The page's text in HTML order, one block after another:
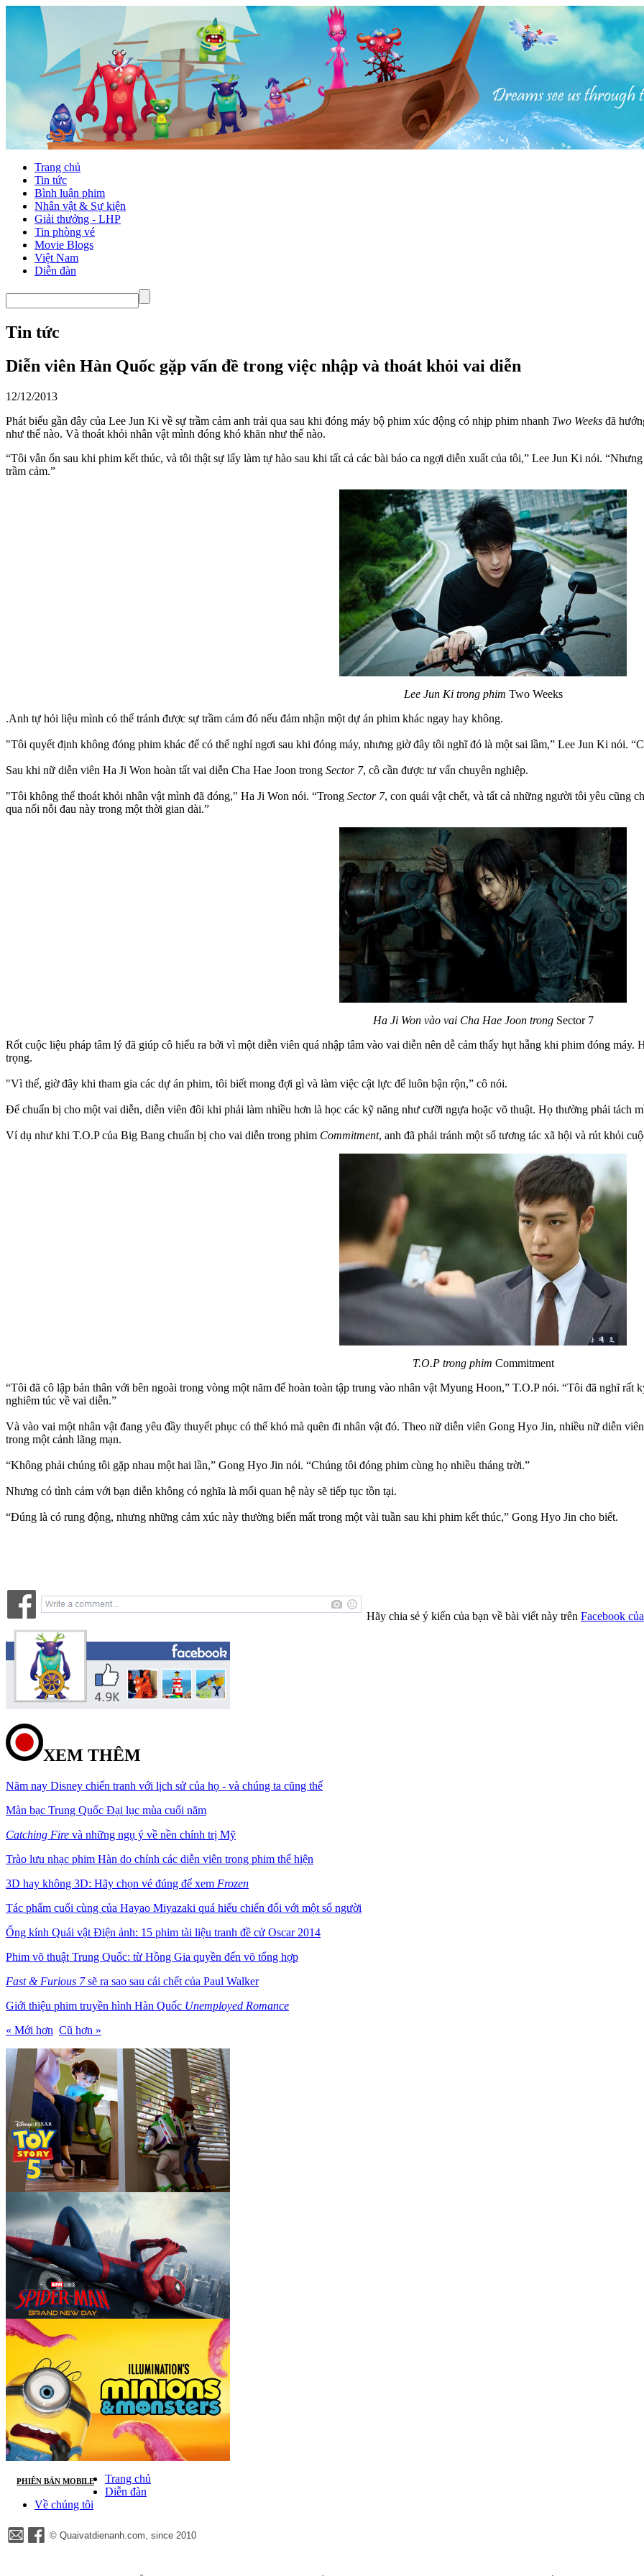
Trang chủ
Tin tức
Bình luận phim
Nhân vật & Sự kiện
Giải thưởng - LHP
Tin phòng vé
Movie Blogs
Việt Nam
Diễn đàn
Tin tức
Diễn viên Hàn Quốc gặp vấn đề trong việc nhập và thoát khỏi vai diễn
12/12/2013
Phát biểu gần đây của Lee Jun Ki về sự trầm cảm anh trải qua sau khi đóng máy bộ phim xúc động có nhịp phim nhanh Two Weeks đã
như thế nào. Và thoát khỏi nhân vật mình đóng khó khăn như thế nào.
“Tôi vẫn ổn sau khi phim kết thúc, và tôi thật sự lấy làm tự hào sau khi tất cả các bài báo ca ngợi diễn xuất của tôi,” Lee Jun Ki nói.
trầm cảm.”
Lee Jun Ki trong phim Two Weeks
.Anh tự hỏi liệu mình có thể tránh được sự trầm cảm đó nếu đảm nhận một dự án phim khác ngay hay không.
"Tôi quyết định không đóng phim khác để có thể nghỉ ngơi sau khi đóng máy, nhưng giờ đây tôi nghĩ đó là một sai lầm,” Lee Jun Ki nói.
Sau khi nữ diễn viên Ha Ji Won hoàn tất vai diễn Cha Hae Joon trong Sector 7, cô cần được tư vấn chuyên nghiệp.
"Tôi không thể thoát khỏi nhân vật mình đã đóng," Ha Ji Won nói. “Trong Sector 7, con quái vật chết, và tất cả những người tôi yêu cũng
qua nổi nỗi đau này trong một thời gian dài.”
Ha Ji Won vào vai Cha Hae Joon trongSector 7
Rốt cuộc liệu pháp tâm lý đã giúp cô hiểu ra bởi vì một diễn viên quá nhập tâm vào vai diễn nên dễ cảm thấy hụt hẫng khi phim đóng máy.
trọng.
"Vì thế, giờ đây khi tham gia các dự án phim, tôi biết mong đợi gì và làm việc cật lực để luôn bận rộn,” cô nói.
Để chuẩn bị cho một vai diễn, diễn viên đôi khi phải làm nhiều hơn là học các kỹ năng như cưỡi ngựa hoặc võ thuật. Họ thường phải tách
Ví dụ như khi T.O.P của Big Bang chuẩn bị cho vai diễn trong phim Commitment, anh đã phải tránh một số tương tác xã hội và rút khỏi
T.O.P trong phim Commitment
“Tôi đã cô lập bản thân với bên ngoài trong vòng một năm để hoàn toàn tập trung vào nhân vật Myung Hoon,” T.O.P nói. “Tôi đã nghĩ
nghiêm túc về vai diễn.”
Và vào vai một nhân vật đang yêu đầy thuyết phục có thể khó mà quên đi nhân vật đó. Theo nữ diễn viên Gong Hyo Jin, nhiều nữ diễn
trong một cảnh lãng mạn.
“Không phải chúng tôi gặp nhau một hai lần,” Gong Hyo Jin nói. “Chúng tôi đóng phim cùng họ nhiều tháng trời.”
Nhưng có tình cảm với bạn diễn không có nghĩa là mối quan hệ này sẽ tiếp tục tồn tại.
“Đúng là có rung động, nhưng những cảm xúc này thường biến mất trong một vài tuần sau khi phim kết thúc,” Gong Hyo Jin cho biết.
Hãy chia sẻ ý kiến của bạn về bài viết này trên Facebook
XEM THÊM
Năm nay Disney chiến tranh với lịch sử của họ - và chúng ta cũng thế
Màn bạc Trung Quốc Đại lục mùa cuối năm
Catching Fire và những ngụ ý về nền chính trị Mỹ
Trào lưu nhạc phim Hàn do chính các diễn viên trong phim thể hiện
3D hay không 3D: Hãy chọn vé đúng để xem Frozen
Tác phẩm cuối cùng của Hayao Miyazaki quá hiếu chiến đối với một số người
Ống kính Quái vật Điện ảnh: 15 phim tài liệu tranh đề cử Oscar 2014
Phim võ thuật Trung Quốc: từ Hồng Gia quyền đến võ tổng hợp
Fast & Furious 7sẽ ra sao sau cái chết của Paul Walker
Giới thiệu phim truyền hình Hàn Quốc Unemployed Romance
« Mới hơn Cũ hơn »
PHIÊN BẢN MOBILE
Trang chủ
Diễn đàn
Về chúng tôi
© Quaivatdienanh.com, since 2010